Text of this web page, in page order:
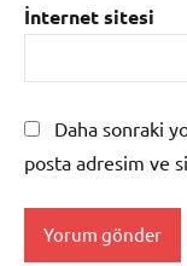
İnternet sitesi
Daha sonraki
posta adresim ve